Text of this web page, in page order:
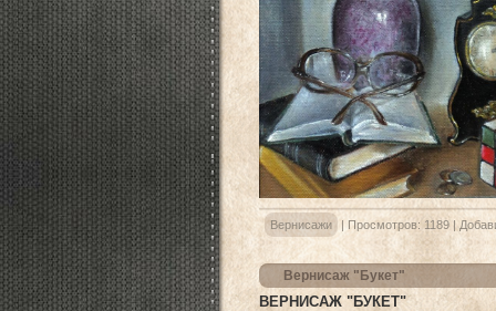
Вернисажи | Просмотров: 1189 |
Вернисаж "Букет"
ВЕРНИСАЖ "БУКЕТ"